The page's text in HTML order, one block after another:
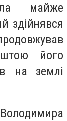
майже
здійнявся
його
на землі